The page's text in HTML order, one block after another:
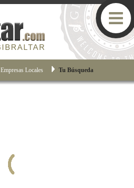
Empresas Locales Tu Búsqueda